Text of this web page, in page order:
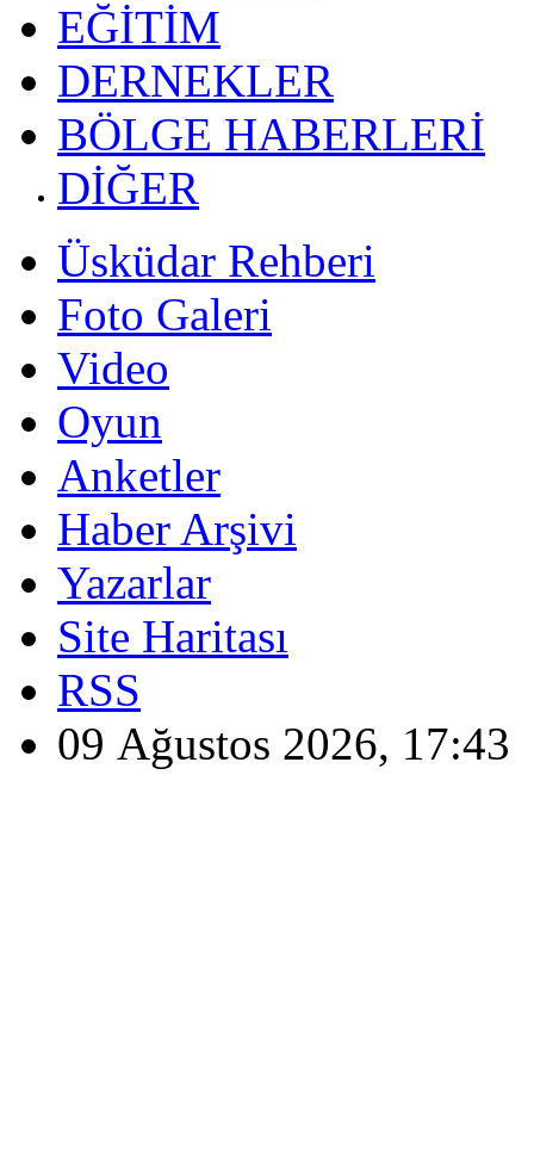
EĞİTİM
DERNEKLER
BÖLGE HABERLERİ
DİĞER
Üsküdar Rehberi
Foto Galeri
Video
Oyun
Anketler
Haber Arşivi
Yazarlar
Site Haritası
RSS
09 Ağustos 2026, 17:43